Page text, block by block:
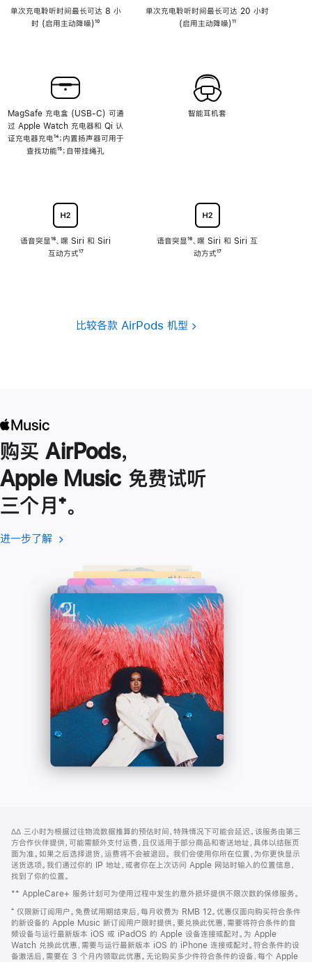
单次充电聆听时间最长可达 8 小
时 (启用主动降噪)脚
¹⁰
MagSafe 充电盒 (USB-C) 可通
过 Apple Watch 充电器和 Qi 认
证充电器充电脚
注
¹⁴；内置扬声器可用于
查找功能脚
¹⁵；自带挂绳孔
语音突显脚
注
¹⁶、嘿 Siri 和 Siri
互动方式脚
¹⁷
单次充电聆听时间最长可达 20 小时
(启用主动降噪)脚
¹¹
智能耳机套
语音突显脚
注
¹⁶、嘿 Siri 和 Siri 互
动方式脚
¹⁷
比较各款 AirPods 机型
购买 AirPods，
Apple Music 免费试听
三个月脚
注
⁺。
进一步了解 进
了
解
-
Apple
Music
(在
口
中
打
开)
页
页
脚
注
∆∆ 三小时为根据过往物流数据推算的预估时间，特殊情况下可能会延迟。该服务由第三
方合作伙伴提供，可能需额外支付运费，且仅适用于部分商品和寄送地址，具体以结账页
面为准。如果之后选择退货，运费将不会被退回。 我们会使用你所在位置，为你更快显示
送货选项。我们通过你的 IP 地址，或者你在上次访问 Apple 网站时输入的位置信息，
找到了你的位置。
** AppleCare+ 服务计划可为使用过程中发生的意外损坏提供不限次数的保修服务。
⁺ 仅限新订阅用户。免费试用期结束后，每月收费为 RMB 12。优惠仅面向购买符合条件
的新设备的 Apple Music 新订阅用户限时提供。要兑换此优惠，需要将符合条件的音
频设备与运行最新版本 iOS 或 iPadOS 的 Apple 设备连接或配对。为 Apple
Watch 兑换此优惠，需要与运行最新版本 iOS 的 iPhone 连接或配对。符合条件的设
备激活后，需要在 3 个月内领取此优惠。无论购买多少件符合条件的设备，每个 Apple